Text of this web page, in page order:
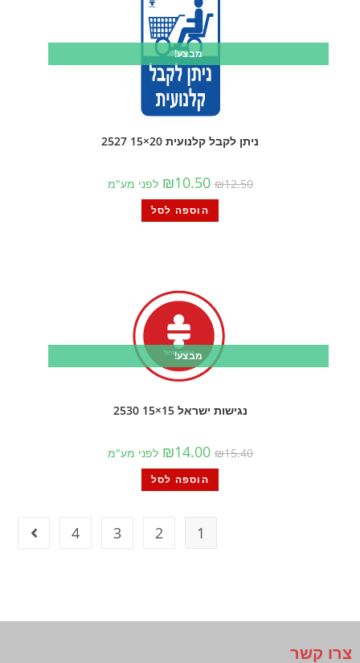
מבצע!
ניתן לקבל קלנועית 20×15 2527
₪12.50
₪10.50 לפני מע"מ
הוספה לסל
מבצע!
נגישות ישראל 15×15 2530
₪15.40
₪14.00 לפני מע"מ
הוספה לסל
1
2
3
4
צרו קשר